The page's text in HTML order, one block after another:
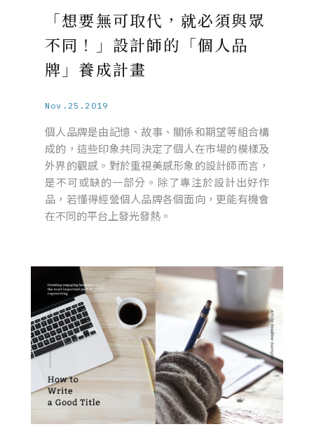
「想要無可取代，就必須與眾
不同！」設計師的「個人品
牌」養成計畫
Nov.25.2019
個人品牌是由記憶、故事、關係和期望等組合構
成的，這些印象共同決定了個人在市場的模樣及
外界的觀感。對於重視美感形象的設計師而言，
是不可或缺的一部分。除了專注於設計出好作
品，若懂得經營個人品牌各個面向，更能有機會
在不同的平台上發光發熱。